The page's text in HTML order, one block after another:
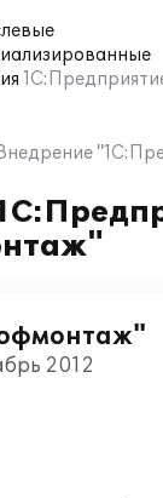
Внедрение
2012